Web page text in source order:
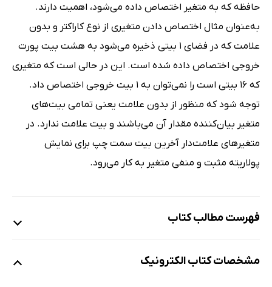
حافظه که به متغیر اختصاص داده می‌شود، اهمیت دارند.
به‌عنوان مثال اختصاص دادن متغیری از نوع کاراکتر و بدون
علامت که در فضای 1 بیتی ذخیره می‌شود به هشت بیت پورت
خروجی اختصاص داده شده است. این در حالی است که متغیری
که 16 بیتی است را نمی‌توان به 1 بیت خروجی اختصاص داد.
توجه شود که منظور از بدون علامت یعنی تمامی بیت‌های
متغیر بیان‌کننده مقدار آن می‌باشند و بیت علامت ندارد. در
متغیرهای علامت‌دار آخرین بیت سمت چپ برای نمایش
پولاریته مثبت و منفی متغیر به کار می‌رود.
فهرست مطالب کتاب
مشخصات کتاب الکترونیک